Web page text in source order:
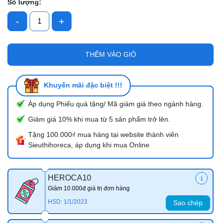
Số lượng:
- +
THÊM VÀO GIỎ
Khuyến mãi đặc biệt !!!
Áp dụng Phiếu quà tặng/ Mã giảm giá theo ngành hàng.
Giảm giá 10% khi mua từ 5 sản phẩm trở lên.
Tặng 100.000₫ mua hàng tại website thành viên
Sieuthihoreca, áp dụng khi mua Online
HEROCA10
Giảm 10.000đ giá trị đơn hàng
HSD: 1/1/2023
Sao chép